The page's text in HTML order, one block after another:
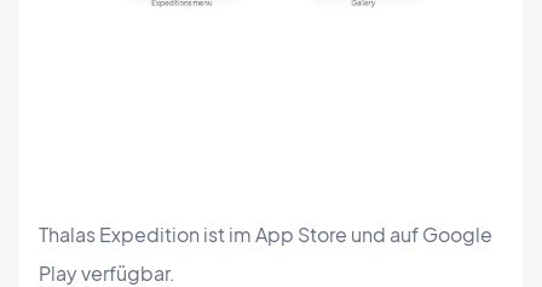
Thalas Expedition ist im App Store und auf Google
Play verfügbar.